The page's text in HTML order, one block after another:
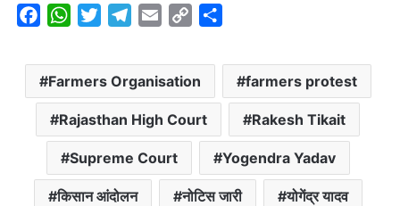
c
e
b
o
k
W
a
t
s
A
p
p
i
t
t
e
r
l
e
g
r
a
m
a
i
l
p
y
L
i
k
a
e
Farmers Organisation farmers protest
Rajasthan High Court Rakesh Tikait
Supreme Court Yogendra Yadav
किसान आंदोलन नोटिस जारी योगेंद्र यादव